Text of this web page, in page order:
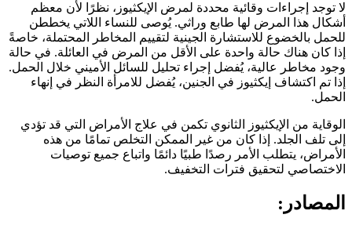
لا توجد إجراءات وقائية محددة لمرض الإيكثيوز، نظرًا لأن معظم
أشكال هذا المرض لها طابع وراثي. يُوصى للنساء اللاتي يخططن
للحمل بالخضوع للاستشارة الجينية لتقييم المخاطر المحتملة، خاصةً
إذا كان هناك حالة واحدة على الأقل من المرض في العائلة. في حالة
وجود مخاطر عالية، يُفضل إجراء تحليل للسائل الأميني خلال الحمل.
إذا تم اكتشاف إيكثيوز في الجنين، يُفضل للامرأة النظر في إنهاء
الحمل.
الوقاية من الإيكثيوز الثانوي تكمن في علاج الأمراض التي قد تؤدي
إلى تلف الجلد. إذا كان من غير الممكن التخلص تمامًا من هذه
الأمراض، يتطلب الأمر رصدًا طبيًا دائمًا واتباع جميع توصيات
الاختصاصي لتحقيق فترات التخفيف.
المصادر: